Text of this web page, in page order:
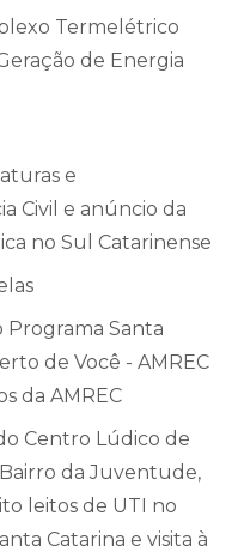
Termelétrico
de Energia
e
Civil e anúncio da
no Sul Catarinense
Programa Santa
de Você - AMREC
da AMREC
Centro Lúdico de
da Juventude,
leitos de UTI no
Catarina e visita à